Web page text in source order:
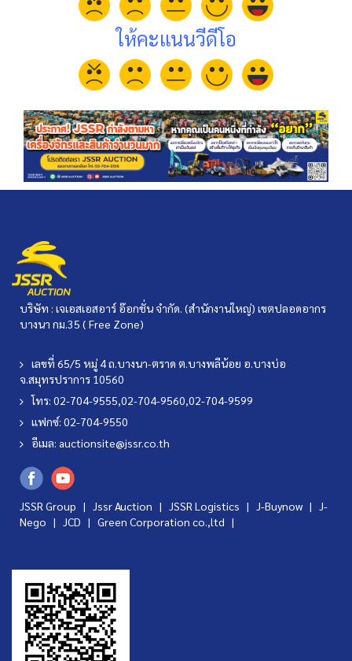
ให้คะแนนวีดีโอ
บริษัท : เจเอสเอสอาร์ อ๊อกชั่น จำกัด. (สำนักงานใหญ่) เขตปลอดอากร
บางนา กม.35 ( Free Zone)
เลขที่ 65/5 หมู่ 4 ถ.บางนา-ตราด ต.บางพลีน้อย อ.บางบ่อ
จ.สมุทรปราการ 10560
โทร: 02-704-9555,02-704-9560,02-704-9599
แฟกซ์: 02-704-9550
อีเมล: auctionsite@jssr.co.th
JSSR Group | Jssr Auction | JSSR Logistics | J-Buynow | J-
Nego | JCD | Green Corporation co.,ltd |